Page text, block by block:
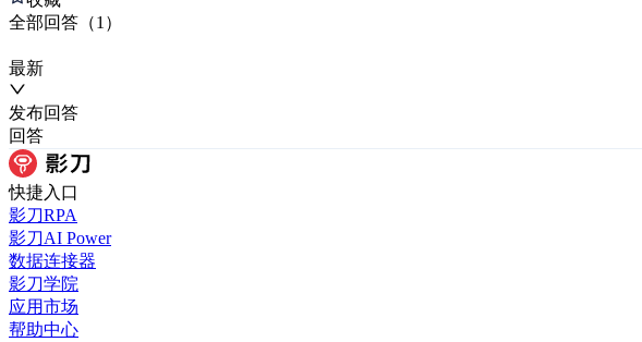
全部回答 （1 ）
最新
发布回答
回答
快捷入口
影刀RPA
影刀AI Power
数据连接器
影刀学院
应用市场
帮助中心